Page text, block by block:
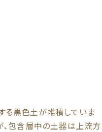
る黒色土が堆積していま
、包含層中の土器は上流方